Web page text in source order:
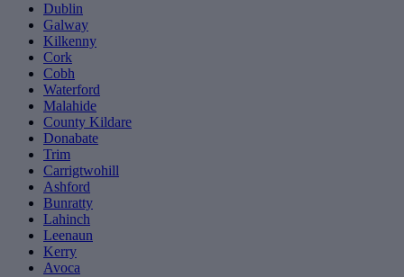
Dublin
Galway
Kilkenny
Cork
Cobh
Waterford
Malahide
County Kildare
Donabate
Trim
Carrigtwohill
Ashford
Bunratty
Lahinch
Leenaun
Kerry
Avoca